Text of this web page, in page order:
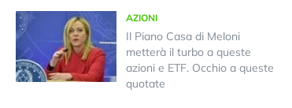
AZIONI
Il Piano Casa di Meloni
metterà il turbo a queste
azioni e ETF. Occhio a queste
quotate